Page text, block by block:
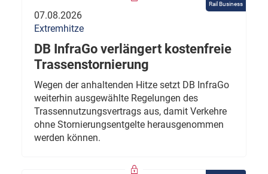
Rail Business
07.08.2026
Extremhitze
DB InfraGo verlängert kostenfreie
Trassenstornierung
Wegen der anhaltenden Hitze setzt DB InfraGo
weiterhin ausgewählte Regelungen des
Trassennutzungsvertrags aus, damit Verkehre
ohne Stornierungsentgelte herausgenommen
werden können.